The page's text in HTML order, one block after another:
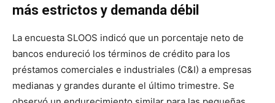
más estrictos y demanda débil
La encuesta SLOOS indicó que un porcentaje neto de
bancos endureció los términos de crédito para los
préstamos comerciales e industriales (C&I) a empresas
medianas y grandes durante el último trimestre. Se